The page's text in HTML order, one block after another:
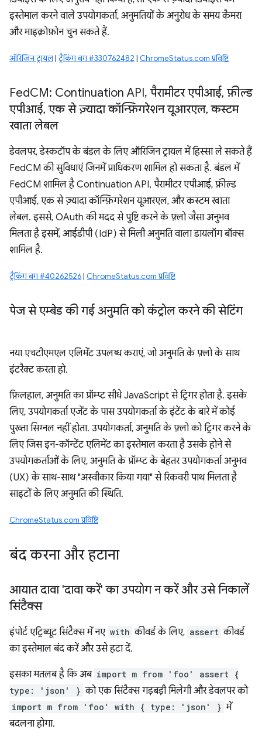
इस्तेमाल करने वाले उपयोगकर्ता, अनुमतियों के अनुरोध के समय कैमरा
और माइक्रोफ़ोन चुन सकते हैं.
ऑरिजिन ट्रायल|ट्रैकिंग बग #330762482 | ChromeStatus.com प्रविष्टि
FedCM: Continuation API, पैरामीटर एपीआई, फ़ील्ड
एपीआई, एक से ज़्यादा कॉन्फ़िगरेशन यूआरएल, कस्टम
खाता लेबल
डेवलपर, डेस्कटॉप के बंडल के लिए ऑरिजिन ट्रायल में हिस्सा ले सकते हैं
FedCM की सुविधाएं जिनमें प्राधिकरण शामिल हो सकता है. बंडल में
FedCM शामिल है Continuation API, पैरामीटर एपीआई, फ़ील्ड
एपीआई, एक से ज़्यादा कॉन्फ़िगरेशन यूआरएल, और कस्टम खाता
लेबल. इससे, OAuth की मदद से पुष्टि करने के फ़्लो जैसा अनुभव
मिलता है इसमें, आईडीपी (IdP) से मिली अनुमति वाला डायलॉग बॉक्स
शामिल है.
ट्रैकिंग बग #40262526| ChromeStatus.com प्रविष्टि
पेज से एम्बेड की गई अनुमति को कंट्रोल करने की सेटिंग
नया एचटीएमएल एलिमेंट उपलब्ध कराएं, जो अनुमति के फ़्लो के साथ
इंटरैक्ट करता हो.
फ़िलहाल, अनुमति का प्रॉम्प्ट सीधे JavaScript से ट्रिगर होता है. इसके
लिए, उपयोगकर्ता एजेंट के पास उपयोगकर्ता के इंटेंट के बारे में कोई
पुख्ता सिग्नल नहीं होता. उपयोगकर्ता, अनुमति के फ़्लो को ट्रिगर करने के
लिए जिस इन-कॉन्टेंट एलिमेंट का इस्तेमाल करता है उसके होने से
उपयोगकर्ताओं के लिए, अनुमति के प्रॉम्प्ट के बेहतर उपयोगकर्ता अनुभव
(UX) के साथ-साथ "अस्वीकार किया गया" से रिकवरी पाथ मिलता है
साइटों के लिए अनुमति की स्थिति.
ChromeStatus.com प्रविष्टि
बंद करना और हटाना
आयात दावा 'दावा करें' का उपयोग न करें और उसे निकालें
सिंटैक्स
इंपोर्ट एट्रिब्यूट सिंटैक्स में नए with कीवर्ड के लिए, assert कीवर्ड
का इस्तेमाल बंद करें और उसे हटा दें.
इसका मतलब है कि अब import m from 'foo' assert {
type: 'json' } को एक सिंटैक्स गड़बड़ी मिलेगी और डेवलपर को
import m from 'foo' with { type: 'json' } में
बदलना होगा.